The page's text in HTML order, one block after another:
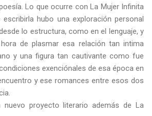
Lo que ocurre con La Mujer Infinita
hubo una exploración personal
lo estructura, como en el lenguaje, y
de plasmar esa relación tan intima
y una figura tan cautivante como fue
exenciónales de esa época en
y ese romances entre esos dos
nuevo proyecto literario además de La